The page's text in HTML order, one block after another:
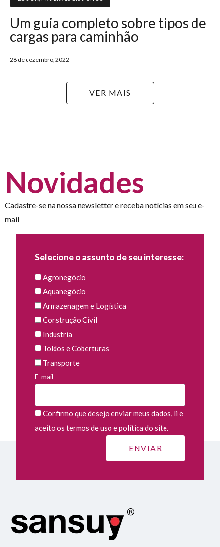
Um guia completo sobre tipos de
cargas para caminhão
28 de dezembro, 2022
VER MAIS
Novidades
Cadastre-se na nossa newsletter e receba notícias em seu e-
mail
Selecione o assunto de seu interesse:
Agronegócio
Aquanegócio
Armazenagem e Logística
Construção Civil
Indústria
Toldos e Coberturas
Transporte
E-mail
Confirmo que desejo enviar meus dados, li e
aceito os termos de uso e política do site.